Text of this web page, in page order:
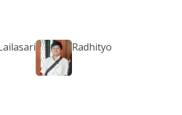
Radhityo